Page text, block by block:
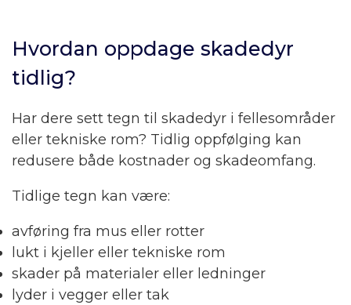
Hvordan oppdage skadedyr
tidlig?
Har dere sett tegn til skadedyr i fellesområder
eller tekniske rom? Tidlig oppfølging kan
redusere både kostnader og skadeomfang.
Tidlige tegn kan være:
avføring fra mus eller rotter
lukt i kjeller eller tekniske rom
skader på materialer eller ledninger
lyder i vegger eller tak